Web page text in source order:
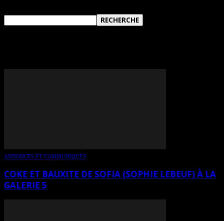
ANNONCES ET COMMUNIQUÉS
COKE ET BAUXITE DE SOFIA (SOPHIE LEBEUF) À LA
GALERIE 5